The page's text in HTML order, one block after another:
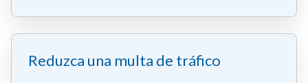
Reduzca una multa de tráfico